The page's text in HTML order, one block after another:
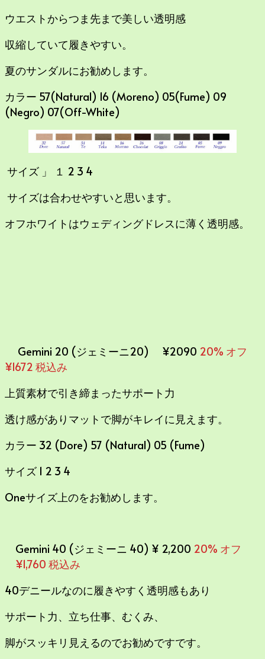
ウエストからつま先まで美しい透明感
収縮していて履きやすい。
夏のサンダルにお勧めします。
カラー 57(Natural) 16 (Moreno) 05(Fume) 09
(Negro) 07(Off-White)
サイズ 」 １ 2 3 4
サイズは合わせやすいと思います。
オフホワイトはウェディングドレスに薄く透明感。
Gemini 20 (ジェミーニ20) ¥2090 20% オフ
¥1672 税込み
上質素材で引き締まったサポート力
透け感がありマットで脚がキレイに見えます。
カラー 32 (Dore) 57 (Natural) 05 (Fume)
サイズ 1 2 3 4
Oneサイズ上のをお勧めします。
Gemini 40 (ジェミーニ 40) ¥ 2,200 20% オフ
¥1,760 税込み
40デニールなのに履きやすく透明感もあり
サポート力、立ち仕事、むくみ、
脚がスッキリ見えるのでお勧めですです。